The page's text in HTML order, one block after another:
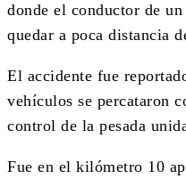
donde el conductor de
quedar a poca distancia
El accidente fue
vehículos se percataron
control de la pesada
Fue en el kilómetro 10